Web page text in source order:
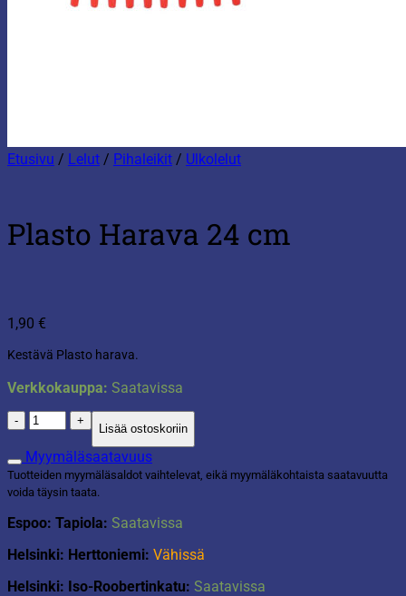
Etusivu / Lelut / Pihaleikit / Ulkolelut
Plasto Harava 24 cm
1,90 €
Kestävä Plasto harava.
Verkkokauppa: Saatavissa
Plasto
Harava
24
cm
määrä
Lisää ostoskoriin
Myymäläsaatavuus
Tuotteiden myymäläsaldot vaihtelevat, eikä myymäläkohtaista saatavuutta
voida täysin taata.
Espoo: Tapiola: Saatavissa
Helsinki: Herttoniemi: Vähissä
Helsinki: Iso-Roobertinkatu: Saatavissa